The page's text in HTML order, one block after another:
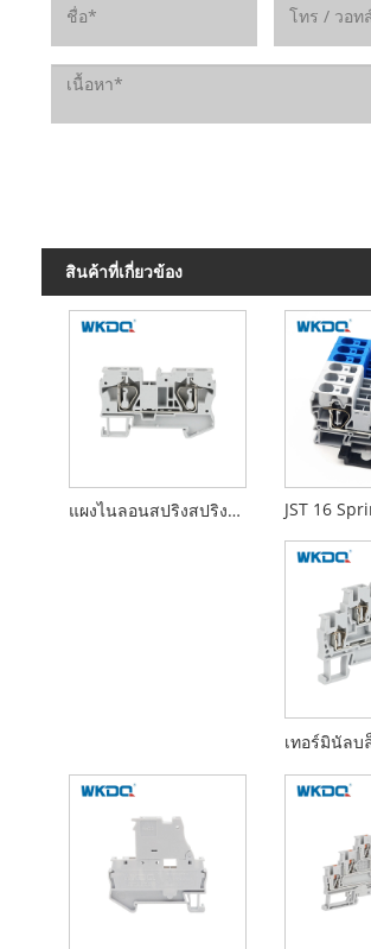
สินค้าที่เกี่ยวข้อง
แผงไนลอนสปริงสปริงขั้วต่อบล็อกติดตั้งฟีดผ่านรางไฟฟ้าไฟฟ้า